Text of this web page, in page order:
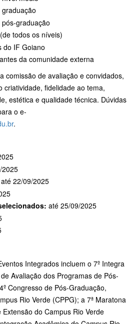
graduação
todos os níveis)
do IF Goiano
da comunidade externa
comissão de avaliação e convidados,
criatividade, fidelidade ao tema,
estética e qualidade técnica. Dúvidas
o e-
.
2025
até 22/09/2025
até 25/09/2025
Integrados incluem o 7º Integra
Avaliação dos Programas de Pós-
Congresso de Pós-Graduação,
Rio Verde (CPPG); a 7ª Maratona
do Campus Rio Verde